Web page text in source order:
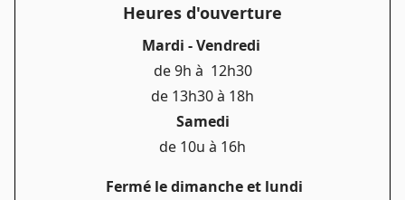
Heures d'ouverture
Mardi - Vendredi
de 9h à 12h30
de 13h30 à 18h
Samedi
de 10u à 16h
Fermé le dimanche et lundi